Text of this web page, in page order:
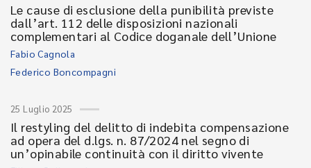
Le cause di esclusione della punibilità previste
dall’art. 112 delle disposizioni nazionali
complementari al Codice doganale dell’Unione
Fabio Cagnola
Federico Boncompagni
25 Luglio 2025
Il restyling del delitto di indebita compensazione
ad opera del d.lgs. n. 87/2024 nel segno di
un’opinabile continuità con il diritto vivente